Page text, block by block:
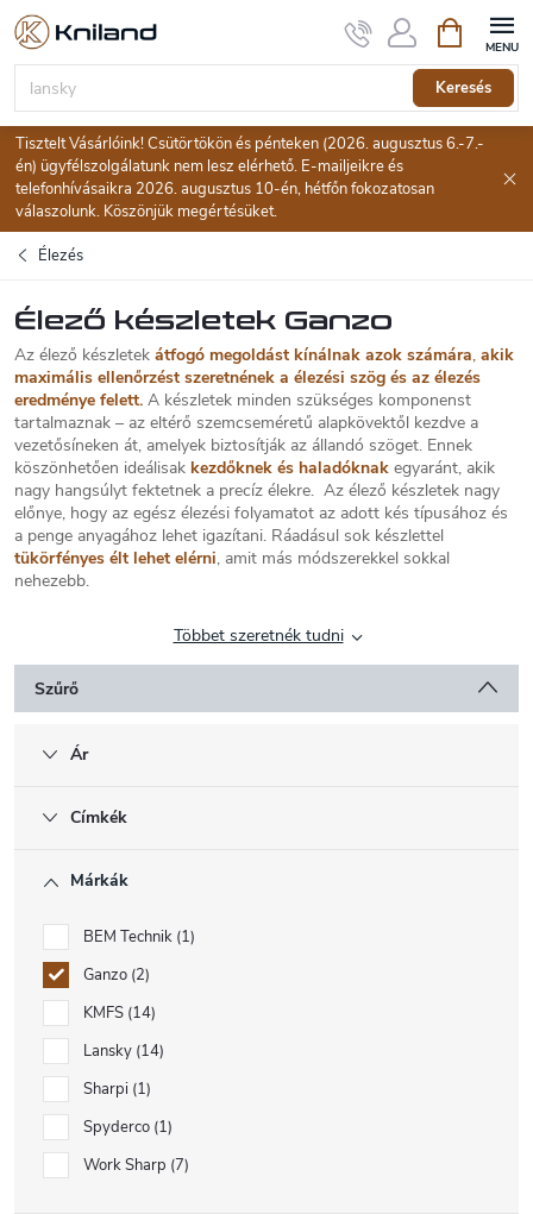
Ugrás
tartalomhoz
Keresés
Tisztelt Vásárlóink! Csütörtökön és pénteken (2026. augusztus 6.-7.-
én) ügyfélszolgálatunk nem lesz elérhető. E-mailjeikre és
telefonhívásaikra 2026. augusztus 10-én, hétfőn fokozatosan
válaszolunk. Köszönjük megértésüket.
Élezés
Élező készletek Ganzo
Az élező készletek átfogó megoldást kínálnak azok számára, akik
maximális ellenőrzést szeretnének a élezési szög és az élezés
eredménye felett. A készletek minden szükséges komponenst
tartalmaznak – az eltérő szemcseméretű alapkövektől kezdve a
vezetősíneken át, amelyek biztosítják az állandó szöget. Ennek
köszönhetően ideálisak kezdőknek és haladóknak egyaránt, akik
nagy hangsúlyt fektetnek a precíz élekre. Az élező készletek nagy
előnye, hogy az egész élezési folyamatot az adott kés típusához és
a penge anyagához lehet igazítani. Ráadásul sok készlettel
tükörfényes élt lehet elérni, amit más módszerekkel sokkal
nehezebb.
Többet szeretnék tudni
Szűrő
Ár
Címkék
Márkák
BEM Technik 1
Ganzo 2
KMFS 14
Lansky 14
Sharpi 1
Spyderco 1
Work Sharp 7